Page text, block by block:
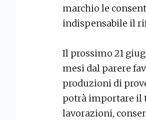
marchio le
indispensabile il
Il prossimo 21
mesi dal parere
produzioni di
potrà importare il
lavorazioni,